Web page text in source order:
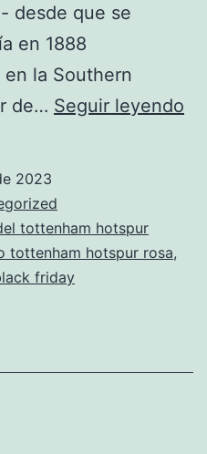
desde que se
en 1888
la Southern
de… Seguir leyendo
2023
tottenham hotspur
tottenham hotspur rosa,
friday